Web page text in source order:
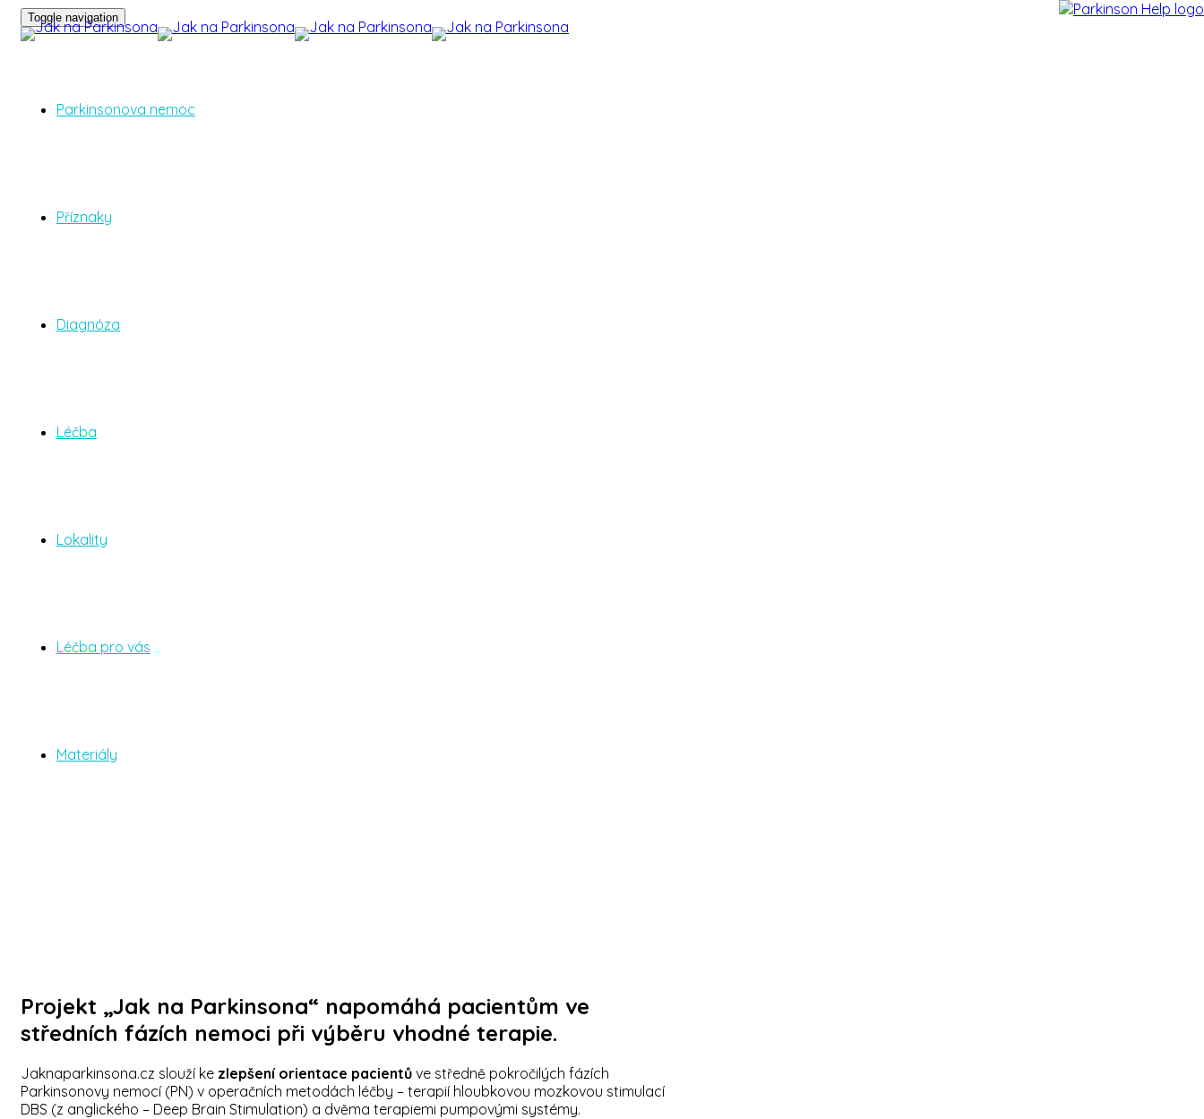
Toggle navigation
Parkinsonova nemoc
Příznaky
Diagnóza
Léčba
Lokality
Léčba pro vás
Materiály
Projekt „Jak na Parkinsona“ napomáhá pacientům ve
středních fázích nemoci při výběru vhodné terapie.
Jaknaparkinsona.cz slouží ke zlepšení orientace pacientů ve středně pokročilých fázích
Parkinsonovy nemocí (PN) v operačních metodách léčby – terapií hloubkovou mozkovou stimulací
DBS (z anglického – Deep Brain Stimulation) a dvěma terapiemi pumpovými systémy.